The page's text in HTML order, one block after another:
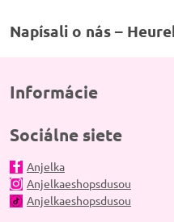
Napísali o nás –
Informácie
Sociálne siete
Anjelka
Anjelkaeshopsdusou
Anjelkaeshopsdusou